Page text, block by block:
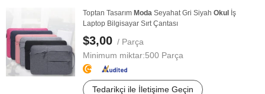
Toptan Tasarım Moda Seyahat Gri Siyah Okul
İş
Laptop Bilgisayar Sırt Çantası
$3,00 / Parça
Minimum miktar:500 Parça
Tedarikçi ile İletişime Geçin